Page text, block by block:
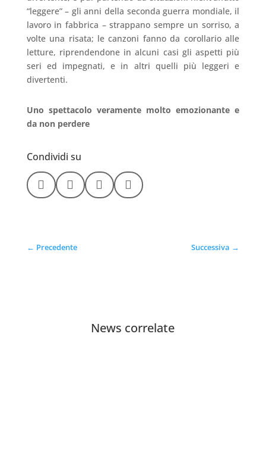
“leggere” – gli anni della seconda guerra mondiale, il
lavoro in fabbrica – strappano sempre un sorriso, a
volte una risata; le canzoni fanno da corollario alle
letture, riprendendone in alcuni casi gli aspetti più
seri ed impegnati, e in altri quelli più leggeri e
divertenti.
Uno spettacolo veramente molto emozionante e
da non perdere
Condividi su
   
← Precedente Successiva →
News correlate